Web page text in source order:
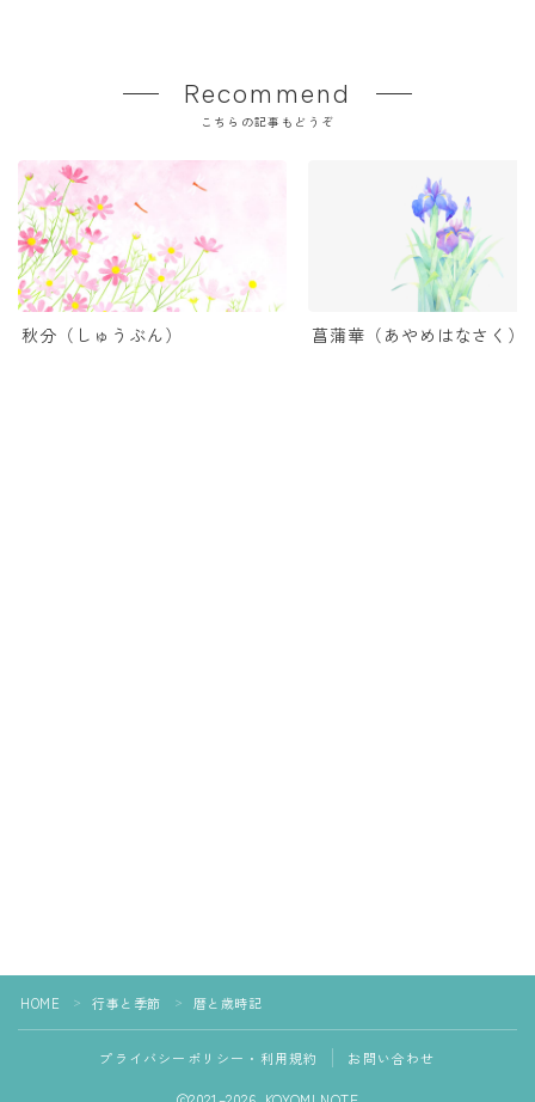
Recommend
こちらの記事もどうぞ
秋分（しゅうぶん） 菖蒲華（あやめはなさく）
HOME ＞ 行事と季節 ＞ 暦と歳時記
プライバシーポリシー・利用規約 お問い合わせ